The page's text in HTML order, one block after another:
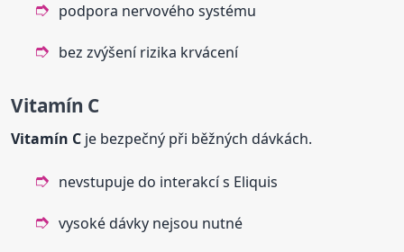
podpora nervového systému
bez zvýšení rizika krvácení
Vitamín C
Vitamín C je bezpečný při běžných dávkách.
nevstupuje do interakcí s Eliquis
vysoké dávky nejsou nutné